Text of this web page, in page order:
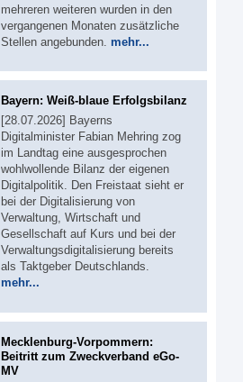
mehreren weiteren wurden in den
vergangenen Monaten zusätzliche
Stellen angebunden. mehr...
Bayern: Weiß-blaue Erfolgsbilanz
[28.07.2026] Bayerns
Digitalminister Fabian Mehring zog
im Landtag eine ausgesprochen
wohlwollende Bilanz der eigenen
Digitalpolitik. Den Freistaat sieht er
bei der Digitalisierung von
Verwaltung, Wirtschaft und
Gesellschaft auf Kurs und bei der
Verwaltungsdigitalisierung bereits
als Taktgeber Deutschlands.
mehr...
Mecklenburg-Vorpommern:
Beitritt zum Zweckverband eGo-
MV